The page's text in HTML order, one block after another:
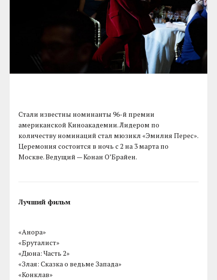
Стали извеcтны номинанты 96-й премии
американской Киноакадемии. Лидером по
количеству номинаций стал мюзикл «Эмилия Перес».
Церемония состоится в ночь с 2 на 3 марта по
Москве. Ведущий — Конан О’Брайен.
Лучший фильм
«Анора»
«Бруталист»
«Дюна: Часть 2»
«Злая: Сказка о ведьме Запада»
«Конклав»